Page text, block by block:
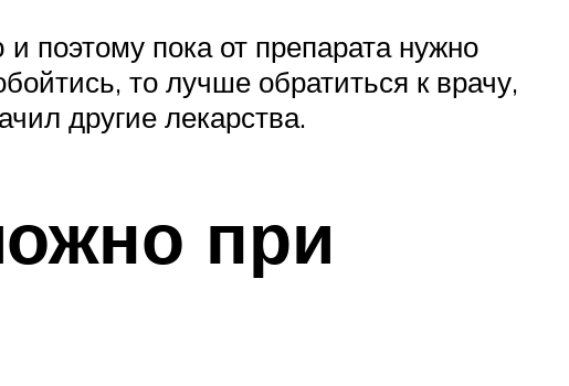
поэтому пока от препарата нужно
то лучше обратиться к врачу,
другие лекарства.
при